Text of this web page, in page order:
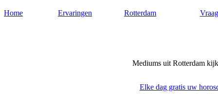
Home Ervaringen Rotterdam
Mediums uit Rotterdam
Elke dag gratis uw